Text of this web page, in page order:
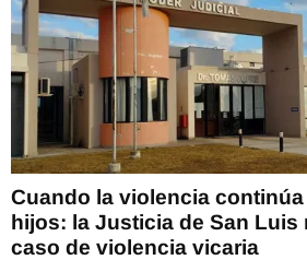
Cuando la violencia
hijos: la Justicia de San Luis
caso de violencia vicaria